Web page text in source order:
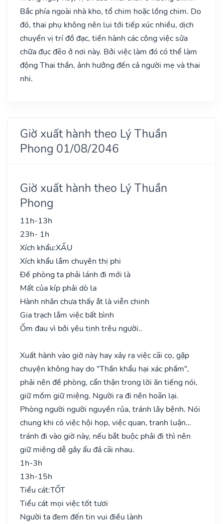
Bắc phía ngoài nhà kho, tổ chim hoặc lồng chim. Do
đó, thai phụ không nên lui tới tiếp xúc nhiều, dịch
chuyển vị trí đồ đạc, tiến hành các công việc sửa
chữa đục đẽo ở nơi này. Bởi việc làm đó có thể làm
động Thai thần, ảnh hưởng đến cả người mẹ và thai
nhi.
Giờ xuất hành theo Lý Thuần
Phong 01/08/2046
Giờ xuất hành theo Lý Thuần
Phong
11h-13h
23h- 1h
Xích khẩu:XẤU
Xích khẩu lắm chuyên thị phi
Đề phòng ta phải lánh đi mới là
Mất của kíp phải dò la
Hành nhân chưa thấy ắt là viễn chinh
Gia trạch lắm việc bất bình
Ốm đau vì bởi yêu tinh trêu người..
Xuất hành vào giờ này hay xảy ra việc cãi cọ, gặp
chuyện không hay do "Thần khẩu hại xác phầm",
phải nên đề phòng, cẩn thận trong lời ăn tiếng nói,
giữ mồm giữ miệng. Người ra đi nên hoãn lại.
Phòng người người nguyền rủa, tránh lây bệnh. Nói
chung khi có việc hội họp, việc quan, tranh luận…
tránh đi vào giờ này, nếu bắt buộc phải đi thì nên
giữ miệng dễ gây ẩu đả cãi nhau.
1h-3h
13h-15h
Tiểu cát:TỐT
Tiểu cát mọi việc tốt tươi
Người ta đem đến tin vui điều lành